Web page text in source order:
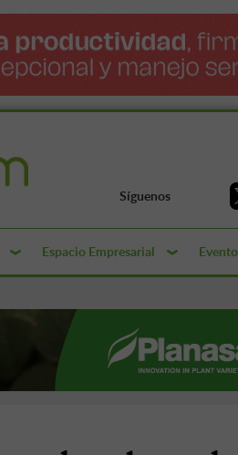
Síguenos
Espacio Empresarial